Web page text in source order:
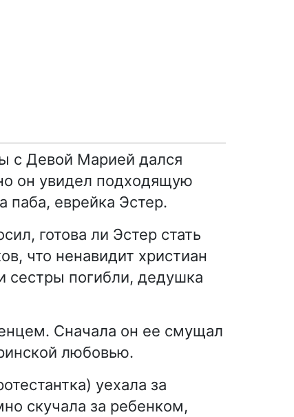
с Девой Марией дался
он увидел подходящую
еврейка Эстер.
готова ли Эстер стать
что ненавидит христиан
сестры погибли, дедушка
Сначала он ее смущал
любовью.
уехала за
скучала за ребенком,